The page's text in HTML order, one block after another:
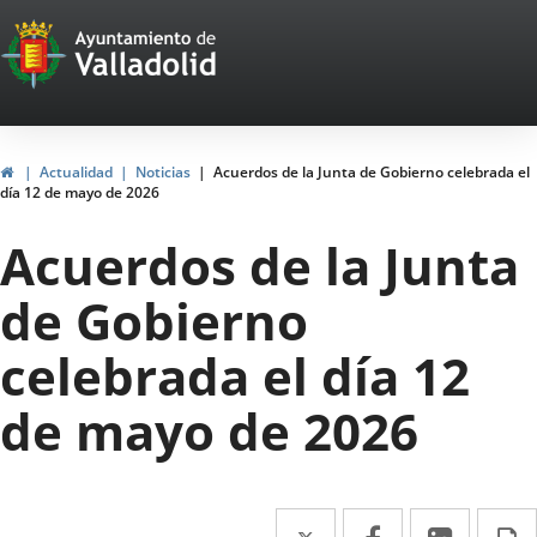
Portal
Web
del
Ayuntamiento
de
Valladolid
InicioActualidad Noticias
Acuerdos de la Junta de Gobierno celebrada el
día 12 de mayo de 2026
Acuerdos de la Junta
de Gobierno
celebrada el día 12
de mayo de 2026
Twitter
Enlace Facebook
EnlaceEnlace